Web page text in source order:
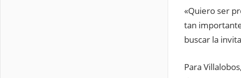
«Quiero ser
tan
buscar la
Para